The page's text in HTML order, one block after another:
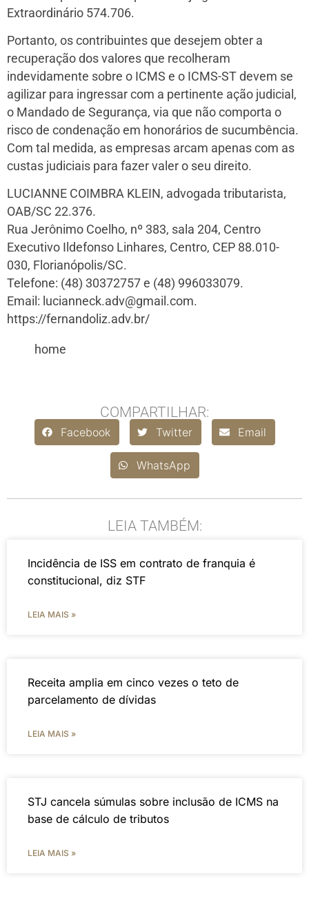
Extraordinário 574.706.
Portanto, os contribuintes que desejem obter a
recuperação dos valores que recolheram
indevidamente sobre o ICMS e o ICMS-ST devem se
agilizar para ingressar com a pertinente ação judicial,
o Mandado de Segurança, via que não comporta o
risco de condenação em honorários de sucumbência.
Com tal medida, as empresas arcam apenas com as
custas judiciais para fazer valer o seu direito.
LUCIANNE COIMBRA KLEIN, advogada tributarista,
OAB/SC 22.376.
Rua Jerônimo Coelho, nº 383, sala 204, Centro
Executivo Ildefonso Linhares, Centro, CEP 88.010-
030, Florianópolis/SC.
Telefone: (48) 30372757 e (48) 996033079.
Email: lucianneck.adv@gmail.com.
https://fernandoliz.adv.br/
home
COMPARTILHAR:
Facebook Twitter Email
WhatsApp
LEIA TAMBÉM:
Incidência de ISS em contrato de franquia é
constitucional, diz STF
LEIA MAIS »
Receita amplia em cinco vezes o teto de
parcelamento de dívidas
LEIA MAIS »
STJ cancela súmulas sobre inclusão de ICMS na
base de cálculo de tributos
LEIA MAIS »